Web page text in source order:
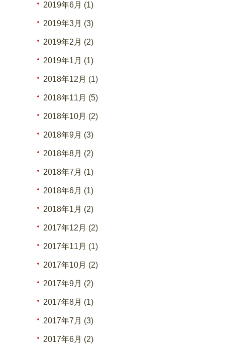
2019年6月 (1)
2019年3月 (3)
2019年2月 (2)
2019年1月 (1)
2018年12月 (1)
2018年11月 (5)
2018年10月 (2)
2018年9月 (3)
2018年8月 (2)
2018年7月 (1)
2018年6月 (1)
2018年1月 (2)
2017年12月 (2)
2017年11月 (1)
2017年10月 (2)
2017年9月 (2)
2017年8月 (1)
2017年7月 (3)
2017年6月 (2)